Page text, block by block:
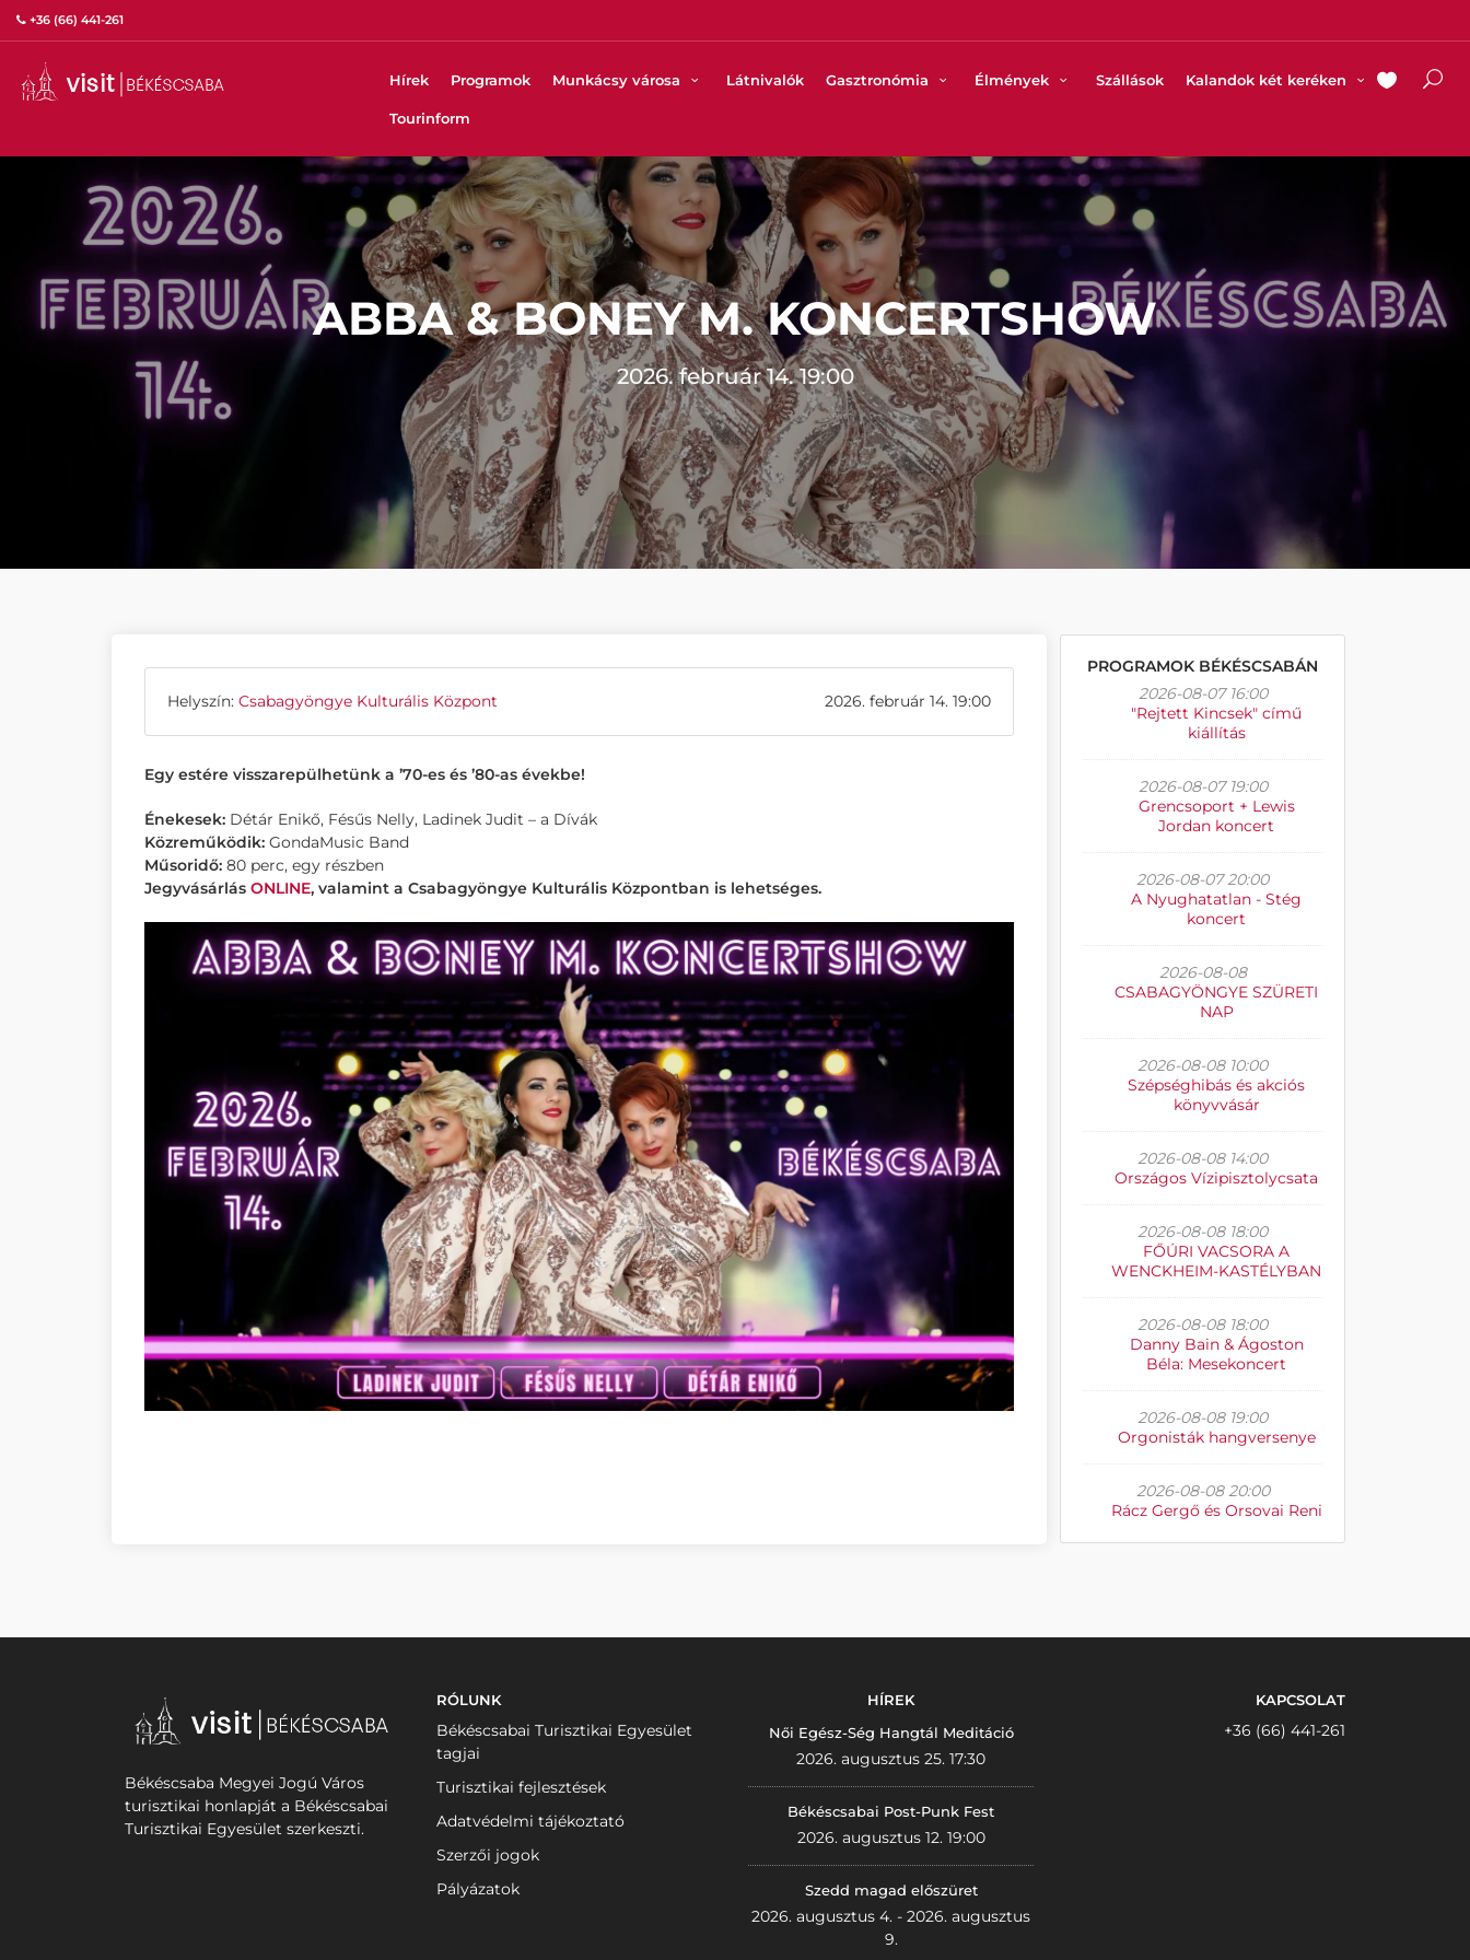
+36 (66) 441-261
Hírek Programok Munkácsy városa Látnivalók Gasztronómia Élmények Szállások Kalandok két keréken
Tourinform
ABBA & BONEY M. KONCERTSHOW
2026. február 14. 19:00
Helyszín: Csabagyöngye Kulturális Központ 2026. február 14. 19:00
Egy estére visszarepülhetünk a ’70-es és ’80-as évekbe!
Énekesek: Détár Enikő, Fésűs Nelly, Ladinek Judit – a Dívák
Közreműködik: GondaMusic Band
Műsoridő: 80 perc, egy részben
Jegyvásárlás ONLINE, valamint a Csabagyöngye Kulturális Központban is lehetséges.
PROGRAMOK BÉKÉSCSABÁN
2026-08-07 16:00
"Rejtett Kincsek" című
kiállítás
2026-08-07 19:00
Grencsoport + Lewis
Jordan koncert
2026-08-07 20:00
A Nyughatatlan - Stég
koncert
2026-08-08
CSABAGYÖNGYE SZÜRETI
NAP
2026-08-08 10:00
Szépséghibás és akciós
könyvvásár
2026-08-08 14:00
Országos Vízipisztolycsata
2026-08-08 18:00
FŐÚRI VACSORA A
WENCKHEIM-KASTÉLYBAN
2026-08-08 18:00
Danny Bain & Ágoston
Béla: Mesekoncert
2026-08-08 19:00
Orgonisták hangversenye
2026-08-08 20:00
Rácz Gergő és Orsovai Reni
Békéscsaba Megyei Jogú Város
turisztikai honlapját a Békéscsabai
Turisztikai Egyesület szerkeszti.
RÓLUNK
Békéscsabai Turisztikai Egyesület
tagjai
Turisztikai fejlesztések
Adatvédelmi tájékoztató
Szerzői jogok
Pályázatok
HÍREK
Női Egész-Ség Hangtál Meditáció
2026. augusztus 25. 17:30
Békéscsabai Post-Punk Fest
2026. augusztus 12. 19:00
Szedd magad előszüret
2026. augusztus 4. - 2026. augusztus
9.
KAPCSOLAT
+36 (66) 441-261